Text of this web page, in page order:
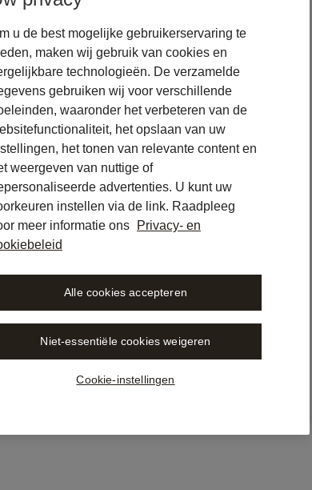
AI Workspace in
u de best mogelijke gebruikerservaring te
maken wij gebruik van cookies en
technologieën. De verzamelde
gebruiken wij voor verschillende
waaronder het verbeteren van de
het opslaan van uw
het tonen van relevante content en
weergeven van nuttige of
advertenties. U kunt uw
instellen via de link. Raadpleeg
meer informatie ons
Privacy- en
Cookie-instellingen
Niet-essentiële cookies weigeren
Alle cookies accepteren